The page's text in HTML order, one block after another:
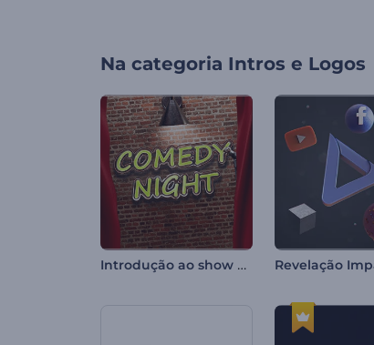
Na categoria Intros e Logos
Introdução ao show de comédia